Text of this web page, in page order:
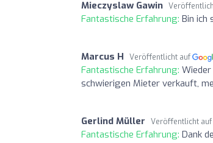
Mieczyslaw Gawin
Fantastische Erfahrung: Bin ich
Marcus H Veröffentlicht auf
Fantastische Erfahrung:
schwierigen Mieter verkauft,
Gerlind Müller Veröffentlicht auf
Fantastische Erfahrung: Dank